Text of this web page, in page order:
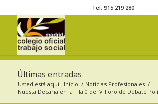
Tel. 915 219 280
Últimas entradas
Usted está aquí: Inicio / Noticias Profesionales /
Nuesta Decana en la Fila 0 del V Foro de Debate